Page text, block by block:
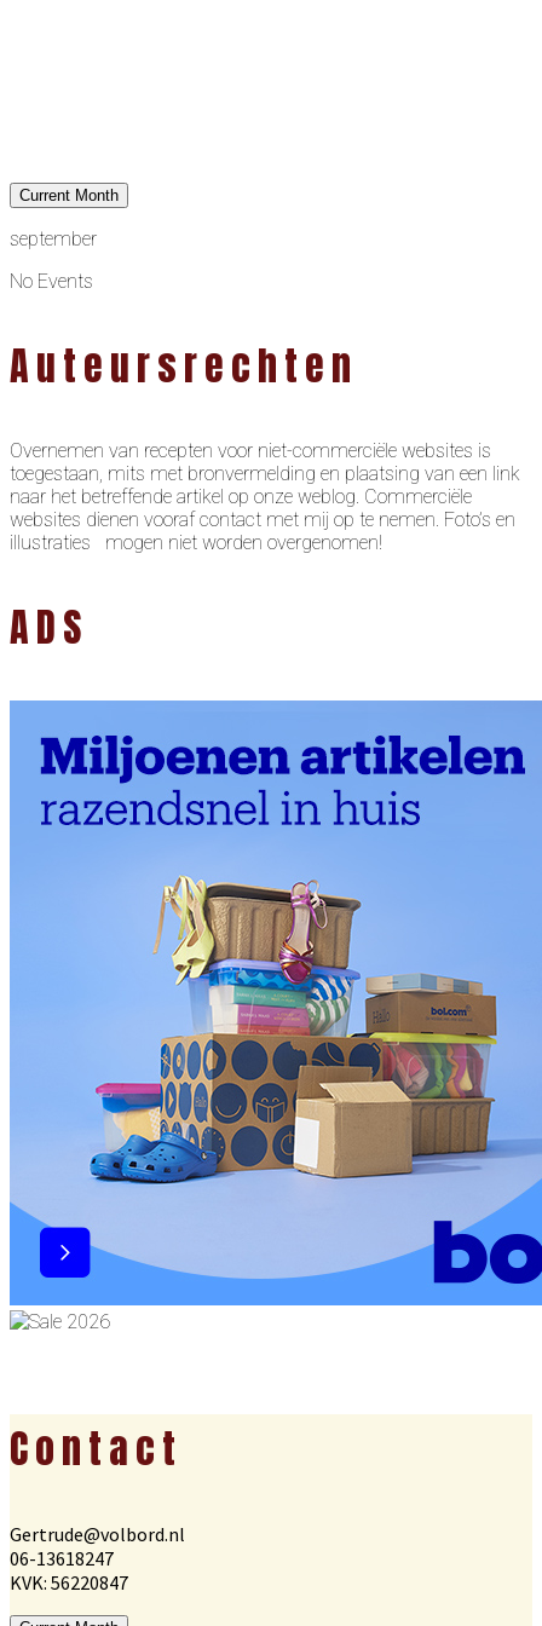
Current Month
september
No Events
Auteursrechten
Overnemen van recepten voor niet-commerciële websites is
toegestaan, mits met bronvermelding en plaatsing van een link
naar het betreffende artikel op onze weblog. Commerciële
websites dienen vooraf contact met mij op te nemen. Foto’s en
illustraties mogen niet worden overgenomen!
ADS
Footer
Contact
Gertrude@volbord.nl
06-13618247
KVK: 56220847